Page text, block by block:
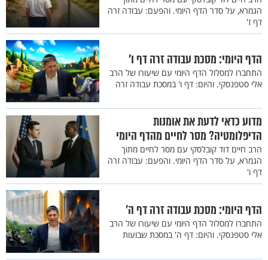
הגמרא, על סדר הדף היומי. והפעם: עבודה זרה
דף ז'
הדף היומי: מסכת עבודה זרה דף ו'
התחברו למסלול הדף היומי עם שיעורו של הרב
אלי סטפנסקי. והיום: דף ו' במסכת עבודה זרה
מדוע כדאי לדעת את אומנות
הדיפלומטיה? מסר לחיים מהדף היומי
הרב חיים דוד קובלסקי עם מסר לחיים מתוך
הגמרא, על סדר הדף היומי. והפעם: עבודה זרה
דף ו'
הדף היומי: מסכת עבודה זרה דף ה'
התחברו למסלול הדף היומי עם שיעורו של הרב
אלי סטפנסקי. והיום: דף ה' במסכת שבועות